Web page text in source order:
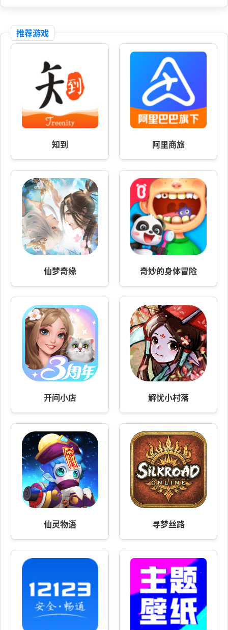
推荐游戏
知到 阿里商旅
仙梦奇缘 奇妙的身体冒险
开间小店 解忧小村落
仙灵物语 寻梦丝路